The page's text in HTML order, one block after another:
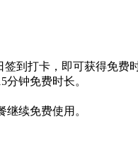
到打卡，即可获得免费时
钟免费时长。
续免费使用。